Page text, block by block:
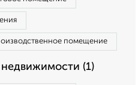
помещение
(1)